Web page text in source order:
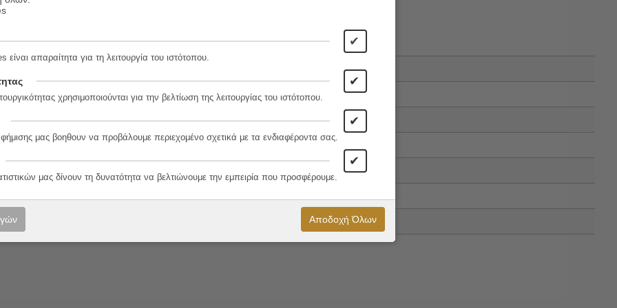
✔
απαραίτητα για τη λειτουργία του ιστότοπου.
✔
χρησιμοποιούνται για την βελτίωση της λειτουργίας του ιστότοπου.
✔
μας βοηθουν να προβάλουμε περιεχομένο σχετικά με τα ενδιαφέροντα σας.
✔
μας δίνουν τη δυνατότητα να βελτιώνουμε την εμπειρία που προσφέρουμε.
Αποδοχή Όλων